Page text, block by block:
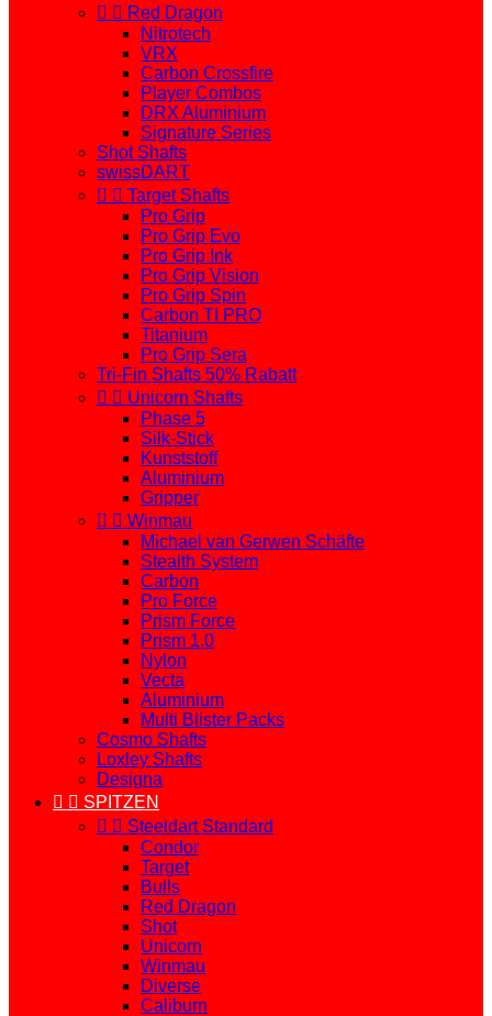
  Red Dragon
Nitrotech
VRX
Carbon Crossfire
Player Combos
DRX Aluminium
Signature Series
Shot Shafts
swissDART
  Target Shafts
Pro Grip
Pro Grip Evo
Pro Grip Ink
Pro Grip Vision
Pro Grip Spin
Carbon TI PRO
Titanium
Pro Grip Sera
Tri-Fin Shafts 50% Rabatt
  Unicorn Shafts
Phase 5
Silk-Stick
Kunststoff
Aluminium
Gripper
  Winmau
Michael van Gerwen Schäfte
Stealth System
Carbon
Pro Force
Prism Force
Prism 1.0
Nylon
Vecta
Aluminium
Multi Blister Packs
Cosmo Shafts
Loxley Shafts
Designa
  SPITZEN
  Steeldart Standard
Condor
Target
Bulls
Red Dragon
Shot
Unicorn
Winmau
Diverse
Caliburn